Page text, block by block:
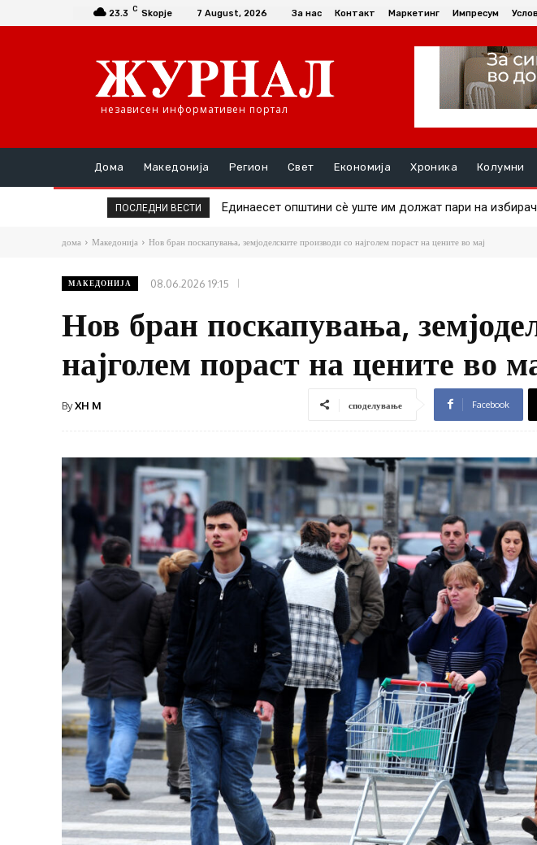
23.3 C Skopje 7 August, 2026 За нас Контакт Маркетинг Импресум
независен информативен портал
Дома Македонија Регион Свет Економија Хроника Колумни
ПОСЛЕДНИ ВЕСТИ Единаесет општини сè уште им должат пари на
Повторно скок на цената на златото
дома Македонија Нов бран поскапувања, земјоделските производи со најголем пораст на цените во мај
МАКЕДОНИЈА 08.06.2026 19:15
Нов бран поскапувања,
најголем пораст на цените во
ByXH M споделување Facebook